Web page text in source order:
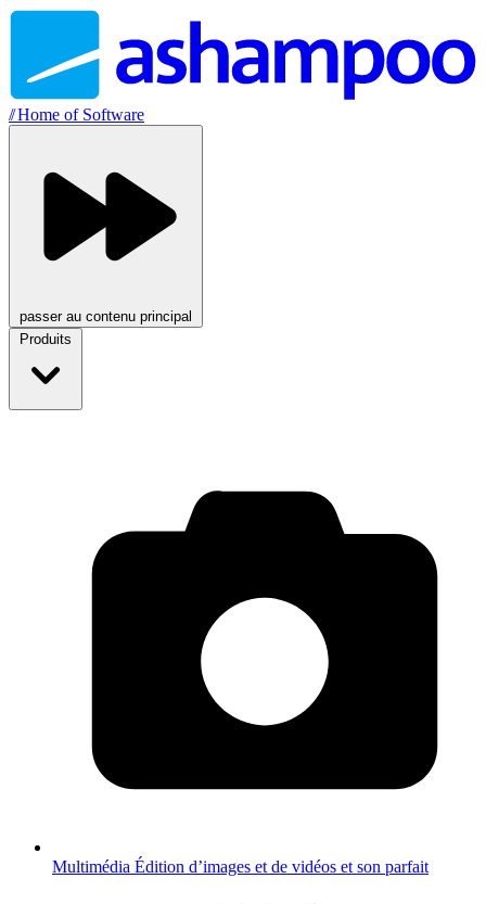
//Home of Software
passer au contenu principal
Produits
Multimédia Édition d’images et de vidéos et son parfait